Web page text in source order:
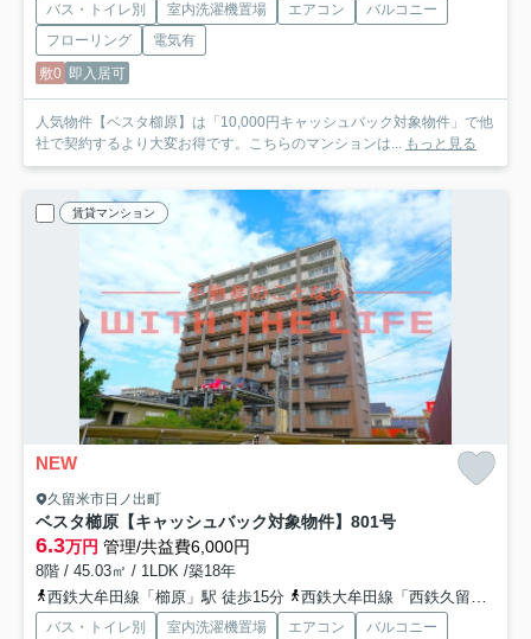
バス・トイレ別 室内洗濯機置場 エアコン
バルコニー
フローリング
電気有
敷0 即入居可
人気物件【ベスタ櫛原】は「10,000円キャッシュバック対象物件」で他
社で契約するより大変お得です。こちらのマンションは... もっと見る
賃貸マンション
NEW
久留米市日ノ出町
ベスタ櫛原【キャッシュバック対象物件】 801号
6.3万円 管理/共益費6,000円
8階 / 45.03㎡ / 1LDK /築18年
西鉄大牟田線「櫛原」駅 徒歩15分
西鉄大牟田線「西鉄久留米」駅 徒歩20分
バス・トイレ別 室内洗濯機置場 エアコン
バルコニー